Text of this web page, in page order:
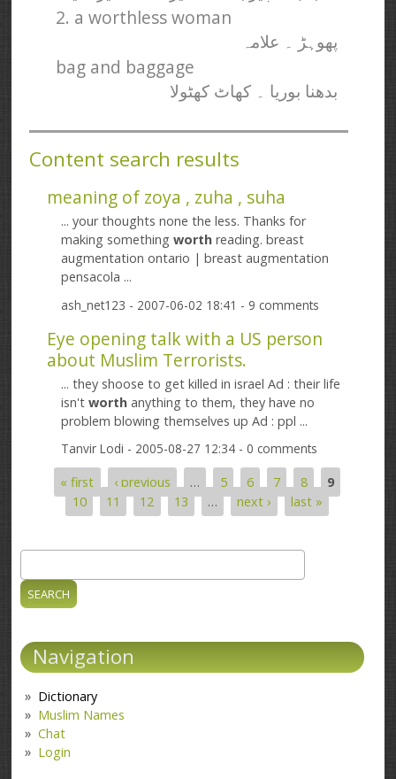
2. a worthless woman
پھوہڑ ۔ علامہ
bag and baggage
بدھنا بوریا ۔ کھاٹ کھٹولا
Content search results
meaning of zoya , zuha , suha
... your thoughts none the less. Thanks for
making somethingworth reading. breast
augmentation ontario | breast augmentation
pensacola ...
ash_net123 - 2007-06-02 18:41 - 9 comments
Eye opening talk with a US person
about Muslim Terrorists.
... they shoose to get killed in israel Ad : their life
isn'tworth anything to them, they have no
problem blowing themselves up Ad : ppl ...
Tanvir Lodi - 2005-08-27 12:34 - 0 comments
Pages
« first ‹ previous … 5 6 7 8
9
10
11 12 13 … next › last »
Search form
Navigation
Dictionary
Muslim Names
Chat
Login